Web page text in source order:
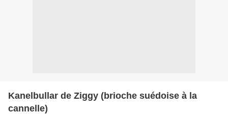
Kanelbullar de Ziggy (brioche suédoise à la
cannelle)